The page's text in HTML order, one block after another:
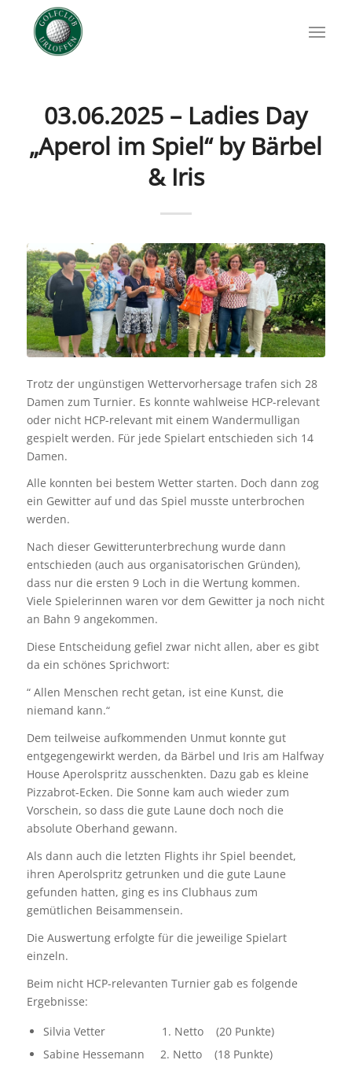
03.06.2025 – Ladies Day
„Aperol im Spiel“ by Bärbel
& Iris
Trotz der ungünstigen Wettervorhersage trafen sich 28
Damen zum Turnier. Es konnte wahlweise HCP-relevant
oder nicht HCP-relevant mit einem Wandermulligan
gespielt werden. Für jede Spielart entschieden sich 14
Damen.
Alle konnten bei bestem Wetter starten. Doch dann zog
ein Gewitter auf und das Spiel musste unterbrochen
werden.
Nach dieser Gewitterunterbrechung wurde dann
entschieden (auch aus organisatorischen Gründen),
dass nur die ersten 9 Loch in die Wertung kommen.
Viele Spielerinnen waren vor dem Gewitter ja noch nicht
an Bahn 9 angekommen.
Diese Entscheidung gefiel zwar nicht allen, aber es gibt
da ein schönes Sprichwort:
“ Allen Menschen recht getan, ist eine Kunst, die
niemand kann.“
Dem teilweise aufkommenden Unmut konnte gut
entgegengewirkt werden, da Bärbel und Iris am Halfway
House Aperolspritz ausschenkten. Dazu gab es kleine
Pizzabrot-Ecken. Die Sonne kam auch wieder zum
Vorschein, so dass die gute Laune doch noch die
absolute Oberhand gewann.
Als dann auch die letzten Flights ihr Spiel beendet,
ihren Aperolspritz getrunken und die gute Laune
gefunden hatten, ging es ins Clubhaus zum
gemütlichen Beisammensein.
Die Auswertung erfolgte für die jeweilige Spielart
einzeln.
Beim nicht HCP-relevanten Turnier gab es folgende
Ergebnisse:
Silvia Vetter 1. Netto (20 Punkte)
Sabine Hessemann 2. Netto (18 Punkte)